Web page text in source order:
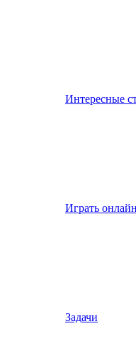
Интересные
Играть онлайн
Задачи